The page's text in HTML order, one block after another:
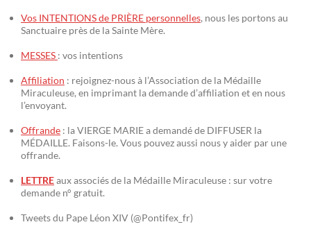
Vos INTENTIONS de PRIÈRE personnelles, nous les portons au
Sanctuaire près de la Sainte Mère.
MESSES : vos intentions
Affiliation : rejoignez-nous à l’Association de la Médaille
Miraculeuse, en imprimant la demande d’affiliation et en nous
l’envoyant.
Offrande : la VIERGE MARIE a demandé de DIFFUSER la
MÉDAILLE. Faisons-le. Vous pouvez aussi nous y aider par une
offrande.
LETTREaux associés de la Médaille Miraculeuse : sur votre
demande n° gratuit.
Tweets du Pape Léon XIV (@Pontifex_fr)